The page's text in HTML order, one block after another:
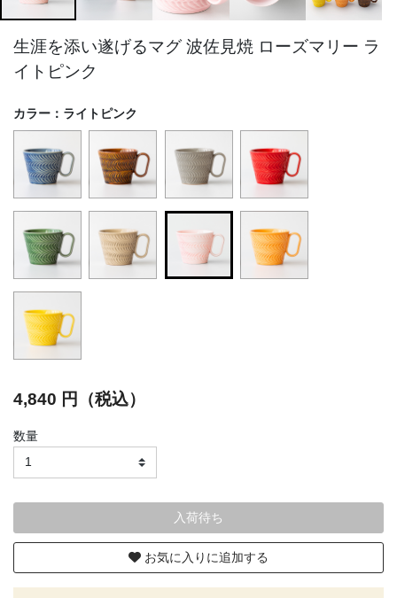
生涯を添い遂げるマグ 波佐見焼 ローズマリー ラ
イトピンク
カラー： ライトピンク
4,840 円（税込）
数量
入荷待ち
お気に入りに追加する